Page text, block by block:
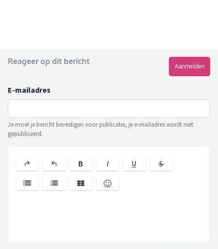
Reageer op dit bericht
Aanmelden
E-mailadres
Je moet je bericht bevestigen voor publicatie, je e-mailadres wordt niet
gepubliceerd.